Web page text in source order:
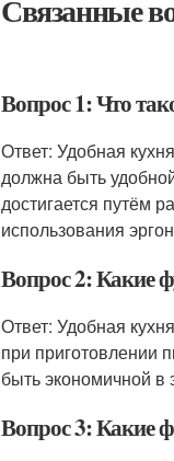
Связанные
Вопрос 1: Что
Ответ: Удобная
должна быть
достигается путём
использования
Вопрос 2: Какие
Ответ: Удобная
при приготовлении
быть экономичной в
Вопрос 3: Какие